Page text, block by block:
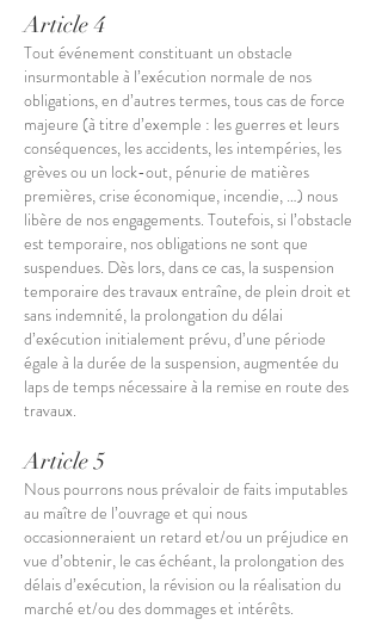
Article 4
Tout événement constituant un obstacle
insurmontable à l’exécution normale de nos
obligations, en d’autres termes, tous cas de force
majeure (à titre d’exemple : les guerres et leurs
conséquences, les accidents, les intempéries, les
grèves ou un lock-out, pénurie de matières
premières, crise économique, incendie, …) nous
libère de nos engagements. Toutefois, si l’obstacle
est temporaire, nos obligations ne sont que
suspendues. Dès lors, dans ce cas, la suspension
temporaire des travaux entraîne, de plein droit et
sans indemnité, la prolongation du délai
d’exécution initialement prévu, d’une période
égale à la durée de la suspension, augmentée du
laps de temps nécessaire à la remise en route des
travaux.
Article 5
Nous pourrons nous prévaloir de faits imputables
au maître de l’ouvrage et qui nous
occasionneraient un retard et/ou un préjudice en
vue d’obtenir, le cas échéant, la prolongation des
délais d’exécution, la révision ou la réalisation du
marché et/ou des dommages et intérêts.